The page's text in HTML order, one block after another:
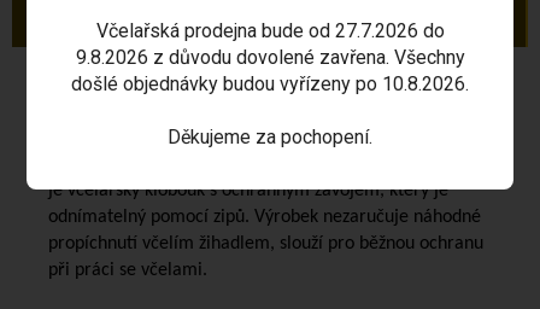
Včelařská bunda s kloboukem č. 54je určena pro
má rukávy a spodní okraj bundy opatřeny gumou k
je včelařský klobouk s ochranným závojem, který je
odnímatelný pomocí zipů. Výrobek nezaručuje náhodné
propíchnutí včelím žihadlem, slouží pro běžnou ochranu
při práci se včelami.
Včelařská prodejna bude od 27.7.2026 do
9.8.2026 z důvodu dovolené zavřena. Všechny
došlé objednávky budou vyřízeny po 10.8.2026.
Děkujeme za pochopení.